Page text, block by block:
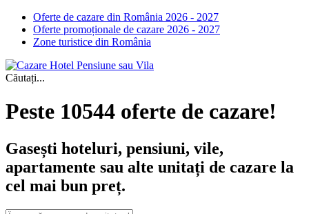
Oferte de cazare din România 2026 - 2027
Oferte promoționale de cazare 2026 - 2027
Zone turistice din România
Căutați...
Peste 10544 oferte de cazare!
Gasești hoteluri, pensiuni, vile,
apartamente sau alte unitați de cazare la
cel mai bun preț.